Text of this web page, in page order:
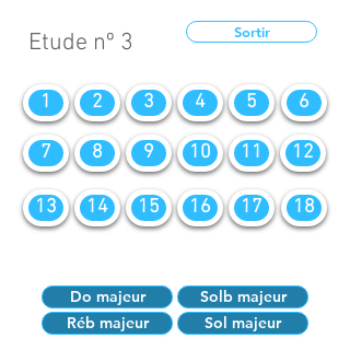
Etude nº 3 Sortir
1 2 3 4 5 6
7 8 9 10 11 12
13 14 15 16 17 18
Do majeur
Solb majeur
Réb majeur
Sol majeur